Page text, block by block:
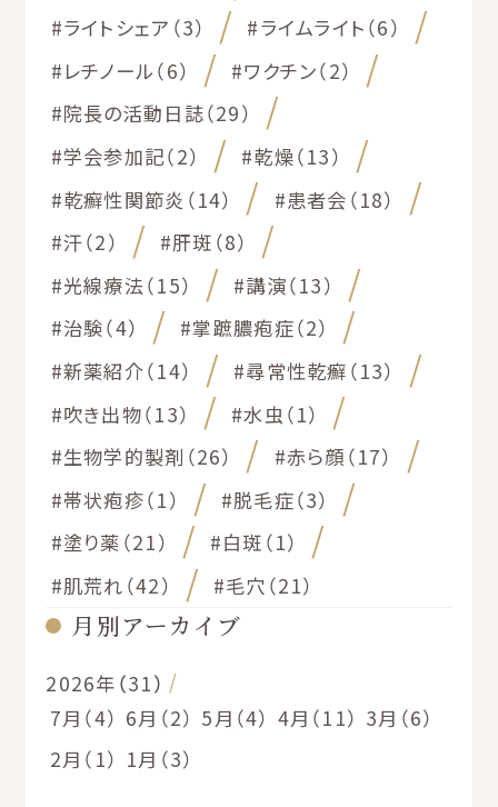
#ライトシェア（3）
#ライムライト（6）
#レチノール（6）
#ワクチン（2）
#院長の活動日誌（29）
#学会参加記（2）
#乾燥（13）
#乾癬性関節炎（14）
#患者会（18）
#汗（2）
#肝斑（8）
#光線療法（15）
#講演（13）
#治験（4）
#掌蹠膿疱症（2）
#新薬紹介（14）
#尋常性乾癬（13）
#吹き出物（13）
#水虫（1）
#生物学的製剤（26）
#赤ら顔（17）
#帯状疱疹（1）
#脱毛症（3）
#塗り薬（21）
#白斑（1）
#肌荒れ（42）
#毛穴（21）
月別アーカイブ
2026年（31）
7月（4） 6月（2） 5月（4） 4月（11） 3月（6）
2月（1） 1月（3）